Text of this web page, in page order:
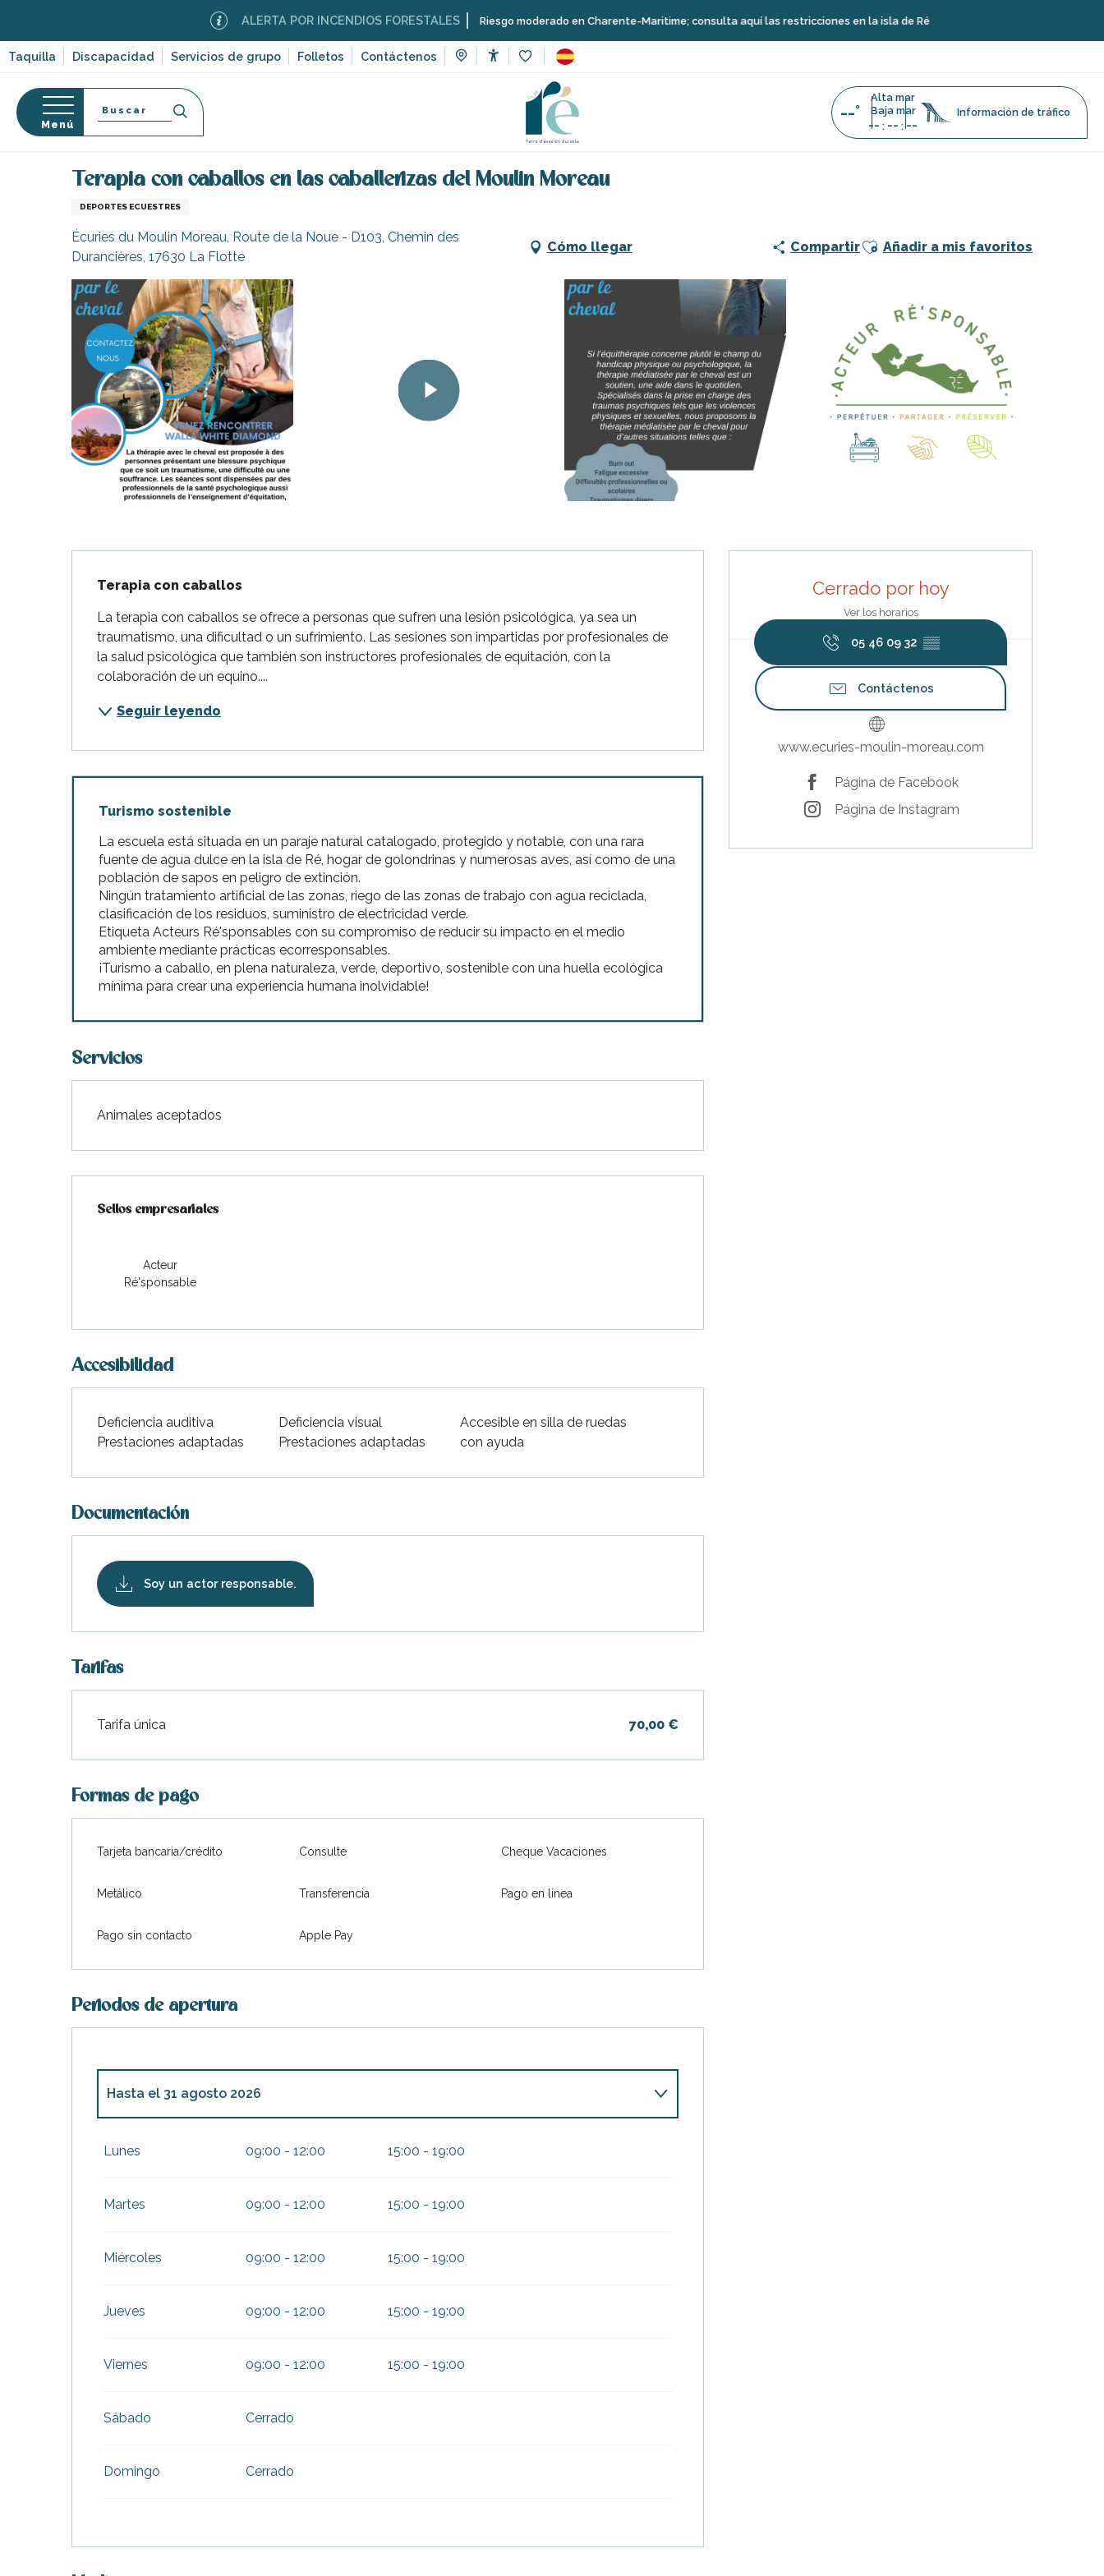
contenu
principal
Taquilla Discapacidad Servicios de grupo Folletos Contáctenos
ALERTA POR INCENDIOS FORESTALES Riesgo moderado en Charente-Maritime; consulta aquí las restricciones en la isla de Ré
Plage-en-
Portes-en-Ré
Plage
Menú
Buscar --°
Alta mar
Baja mar
-- : -- : --
Información de tráfico
Página Web Terapia con caballos en las caballerizas del Moulin Moreau
Terapia con caballos en las caballerizas del Moulin Moreau
DEPORTES ECUESTRES
Écuries du Moulin Moreau, Route de la Noue - D103, Chemin des
Durancières, 17630 La Flotte
Cómo llegar CompartirAjouter aux favoris
Añadir a mis favoritos
Cerrado por hoy
Ver los horarios
05 46 09 32 ▒▒
Contáctenos
www.ecuries-moulin-moreau.com
Página de Facebook
Página de Instagram
Terapia con caballos
La terapia con caballos se ofrece a personas que sufren una lesión psicológica, ya sea un
traumatismo, una dificultad o un sufrimiento. Las sesiones son impartidas por profesionales de
la salud psicológica que también son instructores profesionales de equitación, con la
colaboración de un equino....
Seguir leyendo
Turismo sostenible
La escuela está situada en un paraje natural catalogado, protegido y notable, con una rara
fuente de agua dulce en la isla de Ré, hogar de golondrinas y numerosas aves, así como de una
población de sapos en peligro de extinción.
Ningún tratamiento artificial de las zonas, riego de las zonas de trabajo con agua reciclada,
clasificación de los residuos, suministro de electricidad verde.
Etiqueta Acteurs Ré'sponsables con su compromiso de reducir su impacto en el medio
ambiente mediante prácticas ecorresponsables.
¡Turismo a caballo, en plena naturaleza, verde, deportivo, sostenible con una huella ecológica
mínima para crear una experiencia humana inolvidable!
Servicios
Animales aceptados
Oferta de prestaciones
Sellos empresariales
Sellos empresariales
Acteur
Ré'sponsable
Accesibilidad
Deficiencia auditiva
Prestaciones adaptadas
Deficiencia visual
Prestaciones adaptadas
Accesible en silla de ruedas
con ayuda
Documentación
Soy un actor responsable.
Tarifas
Tarifas 2026
Tarifa única 70,00 €
Formas de pago
Tarjeta bancaria/crédito Consulte Cheque Vacaciones
Metálico Transferencia Pago en línea
Pago sin contacto Apple Pay
Periodos de apertura
Hasta el 31 agosto 2026
Lunes 09:00 - 12:00 15:00 - 19:00
Martes 09:00 - 12:00 15:00 - 19:00
Miércoles 09:00 - 12:00 15:00 - 19:00
Jueves 09:00 - 12:00 15:00 - 19:00
Viernes 09:00 - 12:00 15:00 - 19:00
Sábado Cerrado
Domingo Cerrado